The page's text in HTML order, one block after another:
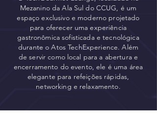
Mezanino da Ala Sul do CCUG, é um
espaço exclusivo e moderno projetado
para oferecer uma experiência
gastronômica sofisticada e tecnológica
durante o Atos TechExperience. Além
de servir como local para a abertura e
encerramento do evento, ele é uma área
elegante para refeições rápidas,
networking e relaxamento.